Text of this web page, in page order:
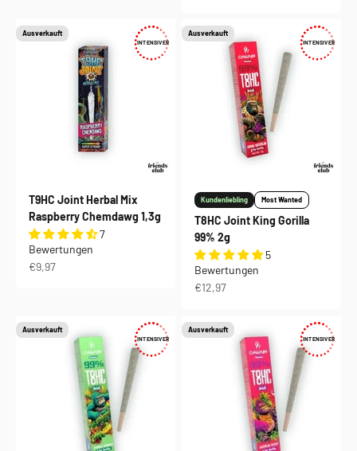
Ausverkauft
INTENSIVER
T9HC Joint Herbal Mix
Raspberry Chemdawg 1,3g
7
Bewertungen
Angebot
€9,97
Ausverkauft
INTENSIVER
Kundenliebling Most Wanted
T8HC Joint King Gorilla
99% 2g
5
Bewertungen
Angebot
€12,97
Ausverkauft
INTENSIVER
Ausverkauft
INTENSIVER